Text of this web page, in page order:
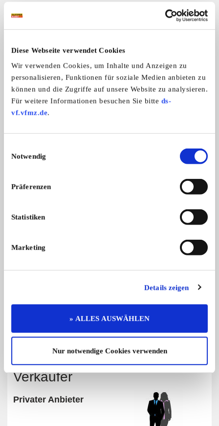
Diese Webseite verwendet Cookies
Wir verwenden Cookies, um Inhalte und Anzeigen zu
personalisieren, Funktionen für soziale Medien anbieten zu
können und die Zugriffe auf unsere Website zu analysieren.
Für weitere Informationen besuchen Sie bitte ds-
vf.vfmz.de.
Notwendig
Präferenzen
Statistiken
Marketing
Details zeigen
» ALLES AUSWÄHLEN
Nur notwendige Cookies verwenden
Das könnte Sie auch interessieren
ALLE ANZEIGEN
Geräte
...
Ackerschiene 1.70
1298 x angesehen
Preis auf Anfrage
Verkäufer
Privater Anbieter